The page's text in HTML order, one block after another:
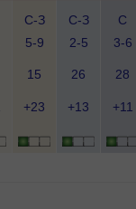
С-З
5-9
С-З
2-5
С
3-6
15 26 28
+23 +13 +11